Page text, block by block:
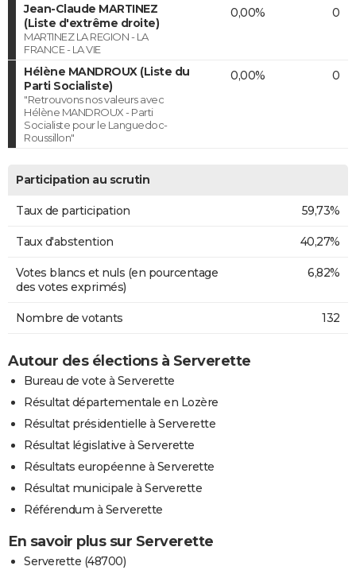
Jean-Claude MARTINEZ
(Liste d'extrême droite)
MARTINEZ LA REGION - LA
FRANCE - LA VIE
0,00% 0
Hélène MANDROUX (Liste du
Parti Socialiste)
"Retrouvons nos valeurs avec
Hélène MANDROUX - Parti
Socialiste pour le Languedoc-
Roussillon"
0,00% 0
Participation au scrutin
Taux de participation 59,73%
Taux d'abstention 40,27%
Votes blancs et nuls (en pourcentage
des votes exprimés)
6,82%
Nombre de votants 132
Autour des élections à Serverette
Bureau de vote à Serverette
Résultat départementale en Lozère
Résultat présidentielle à Serverette
Résultat législative à Serverette
Résultats européenne à Serverette
Résultat municipale à Serverette
Référendum à Serverette
En savoir plus sur Serverette
Serverette (48700)